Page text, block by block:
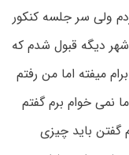
ولی سر جلسه کنکور
دیگه قبول شدم که
میفته اما من رفتم
نمی خوام برم گفتم
گفتن باید چیزی